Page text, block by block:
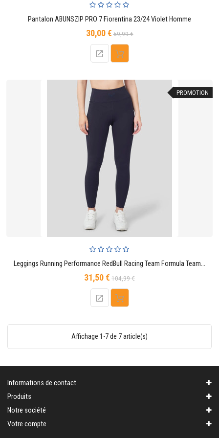
Pantalon ABUNSZIP PRO 7 Fiorentina 23/24 Violet Homme
30,00 €Prix
de
base
59,99 €Prix
PROMOTION
Leggings Running Performance RedBull Racing Team Formula Team Officiel F1
31,50 € Prix
de
base
104,99 €Prix
Affichage 1-7 de 7 article(s)
Informations de contact
Produits
Notre société
Votre compte